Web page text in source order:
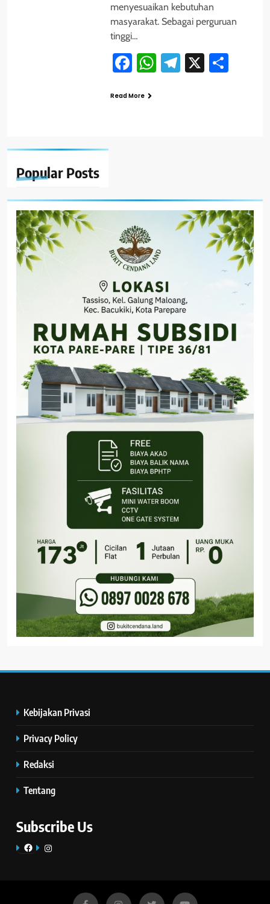
Popular Posts
menyesuaikan kebutuhan
masyarakat. Sebagai perguruan
tinggi…
Facebook
WhatsApp
Telegram
X
Read More
Kebijakan Privasi
Privacy Policy
Redaksi
Tentang
Subscribe Us
FacebookInstagram